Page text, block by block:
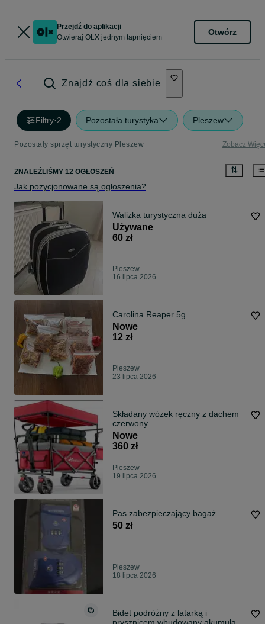
Przejdź do aplikacji
Otwieraj OLX jednym tapnięciem
Otwórz
Znajdź coś dla siebie
Filtry·2 Pozostała turystyka Pleszew
Pozostały sprzęt turystyczny Pleszew Zobacz
ZNALEŹLIŚMY 12 OGŁOSZEŃ
Jak pozycjonowane są ogłoszenia?
Walizka turystyczna duża
Używane
60 zł
Pleszew
16 lipca 2026
Carolina Reaper 5g
Nowe
12 zł
Pleszew
23 lipca 2026
Składany wózek ręczny z dachem
czerwony
Nowe
360 zł
Pleszew
19 lipca 2026
Pas zabezpieczający bagaż
50 zł
Pleszew
18 lipca 2026
Bidet podróżny z latarką i